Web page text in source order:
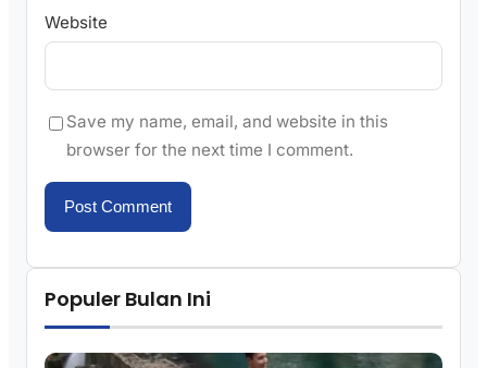
Website
Save my name, email, and website in this
browser for the next time I comment.
Populer Bulan Ini